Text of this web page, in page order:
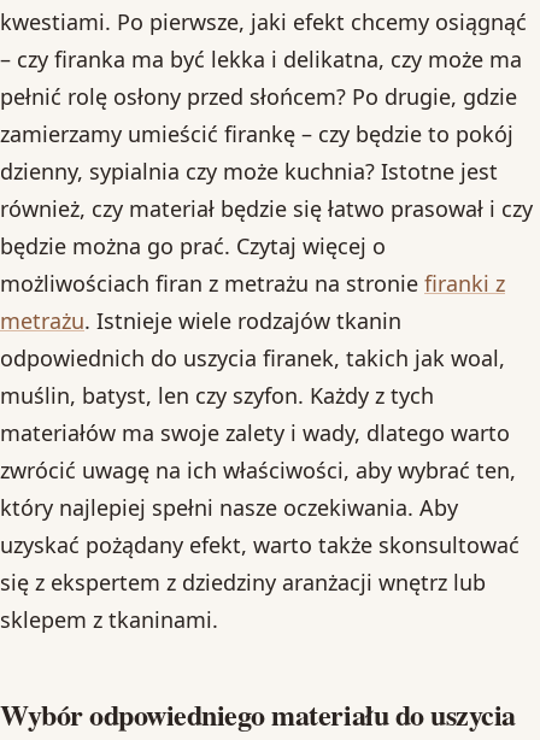
kwestiami. Po pierwsze, jaki efekt chcemy osiągnąć
– czy firanka ma być lekka i delikatna, czy może ma
pełnić rolę osłony przed słońcem? Po drugie, gdzie
zamierzamy umieścić firankę – czy będzie to pokój
dzienny, sypialnia czy może kuchnia? Istotne jest
również, czy materiał będzie się łatwo prasował i czy
będzie można go prać. Czytaj więcej o
możliwościach firan z metrażu na stronie firanki z
metrażu. Istnieje wiele rodzajów tkanin
odpowiednich do uszycia firanek, takich jak woal,
muślin, batyst, len czy szyfon. Każdy z tych
materiałów ma swoje zalety i wady, dlatego warto
zwrócić uwagę na ich właściwości, aby wybrać ten,
który najlepiej spełni nasze oczekiwania. Aby
uzyskać pożądany efekt, warto także skonsultować
się z ekspertem z dziedziny aranżacji wnętrz lub
sklepem z tkaninami.
Wybór odpowiedniego materiału do uszycia